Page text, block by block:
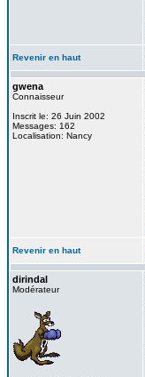
Revenir en haut
gwena
Connaisseur
Inscrit le: 26 Juin 2002
Messages: 162
Localisation: Nancy
Revenir en haut
dirindal
Modérateur